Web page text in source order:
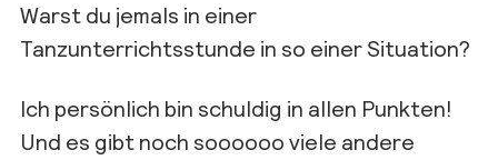
Warst du jemals in einer
Tanzunterrichtsstunde in so einer Situation?
Ich persönlich bin schuldig in allen Punkten!
Und es gibt noch soooooo viele andere